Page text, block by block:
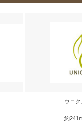
ウニ
約